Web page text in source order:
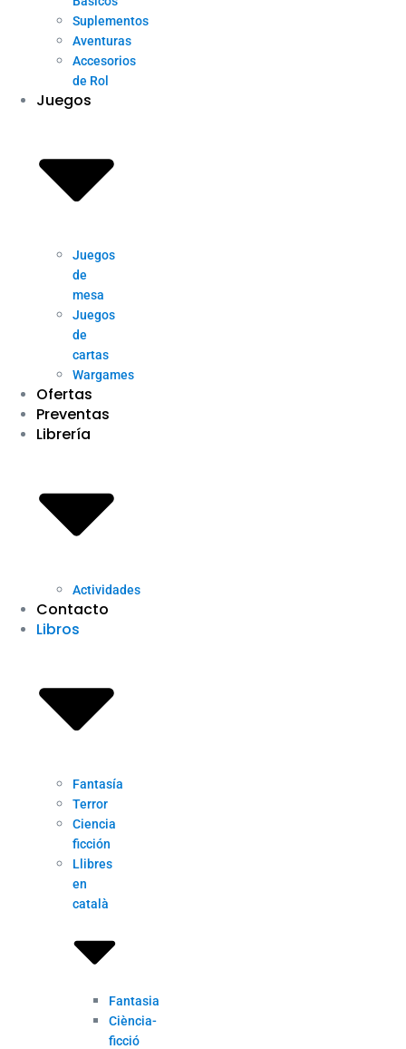
Suplementos
Aventuras
Accesorios
de Rol
Juegos
Juegos
de
mesa
Juegos
de
cartas
Wargames
Ofertas
Preventas
Librería
Actividades
Contacto
Libros
Fantasía
Terror
Ciencia
ficción
Llibres
en
català
Fantasia
Ciència-
ficció